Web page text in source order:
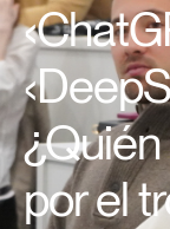
por el